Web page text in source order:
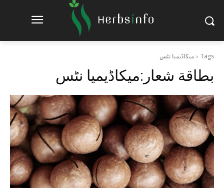
Tags میکاڈیمیا نٹس
بطاقة شعار:میکاڈیمیا نٹس